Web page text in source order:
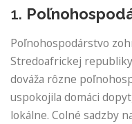
1.
Poľnohospodárstvo
Stredoafrickej
dováža rôzne
uspokojila domáci
lokálne. Colné sadzby